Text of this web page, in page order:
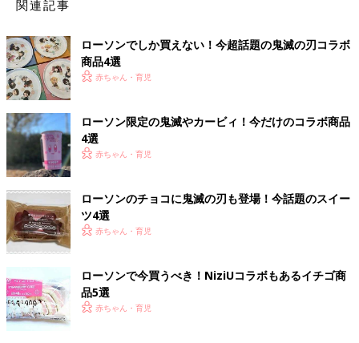
関連記事
ローソンでしか買えない！今超話題の鬼滅の刃コラボ
商品4選
赤ちゃん・育児
ローソン限定の鬼滅やカービィ！今だけのコラボ商品
4選
赤ちゃん・育児
ローソンのチョコに鬼滅の刃も登場！今話題のスイー
ツ4選
赤ちゃん・育児
ローソンで今買うべき！NiziUコラボもあるイチゴ商
品5選
赤ちゃん・育児